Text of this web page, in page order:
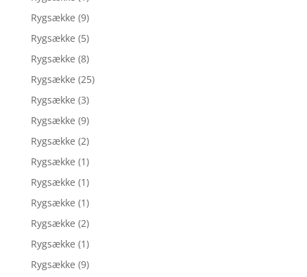
Rygsække (9)
Rygsække (5)
Rygsække (8)
Rygsække (25)
Rygsække (3)
Rygsække (9)
Rygsække (2)
Rygsække (1)
Rygsække (1)
Rygsække (1)
Rygsække (2)
Rygsække (1)
Rygsække (9)